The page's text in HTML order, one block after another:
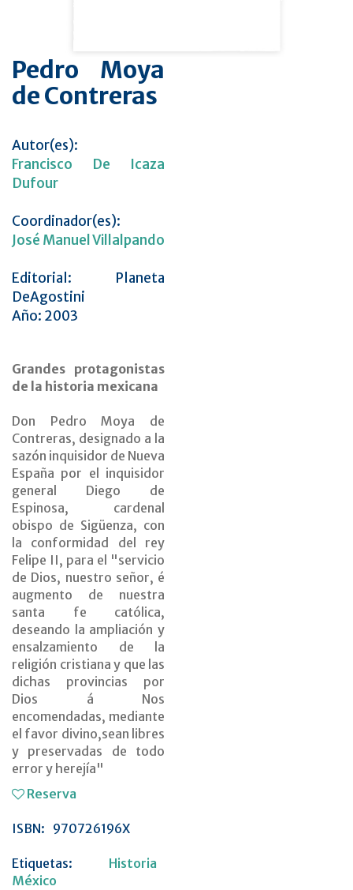
Pedro Moya
de Contreras
Autor(es):
Francisco De Icaza
Dufour
Coordinador(es):
José Manuel Villalpando
Editorial: Planeta
DeAgostini
Año: 2003
Grandes protagonistas
de la historia mexicana
Don Pedro Moya de
Contreras, designado a la
sazón inquisidor de Nueva
España por el inquisidor
general Diego de
Espinosa, cardenal
obispo de Sigüenza, con
la conformidad del rey
Felipe II, para el "servicio
de Dios, nuestro señor, é
augmento de nuestra
santa fe católica,
deseando la ampliación y
ensalzamiento de la
religión cristiana y que las
dichas provincias por
Dios á Nos
encomendadas, mediante
el favor divino,sean libres
y preservadas de todo
error y herejía"
Reserva
ISBN: 970726196X
Etiquetas:
Historia
México